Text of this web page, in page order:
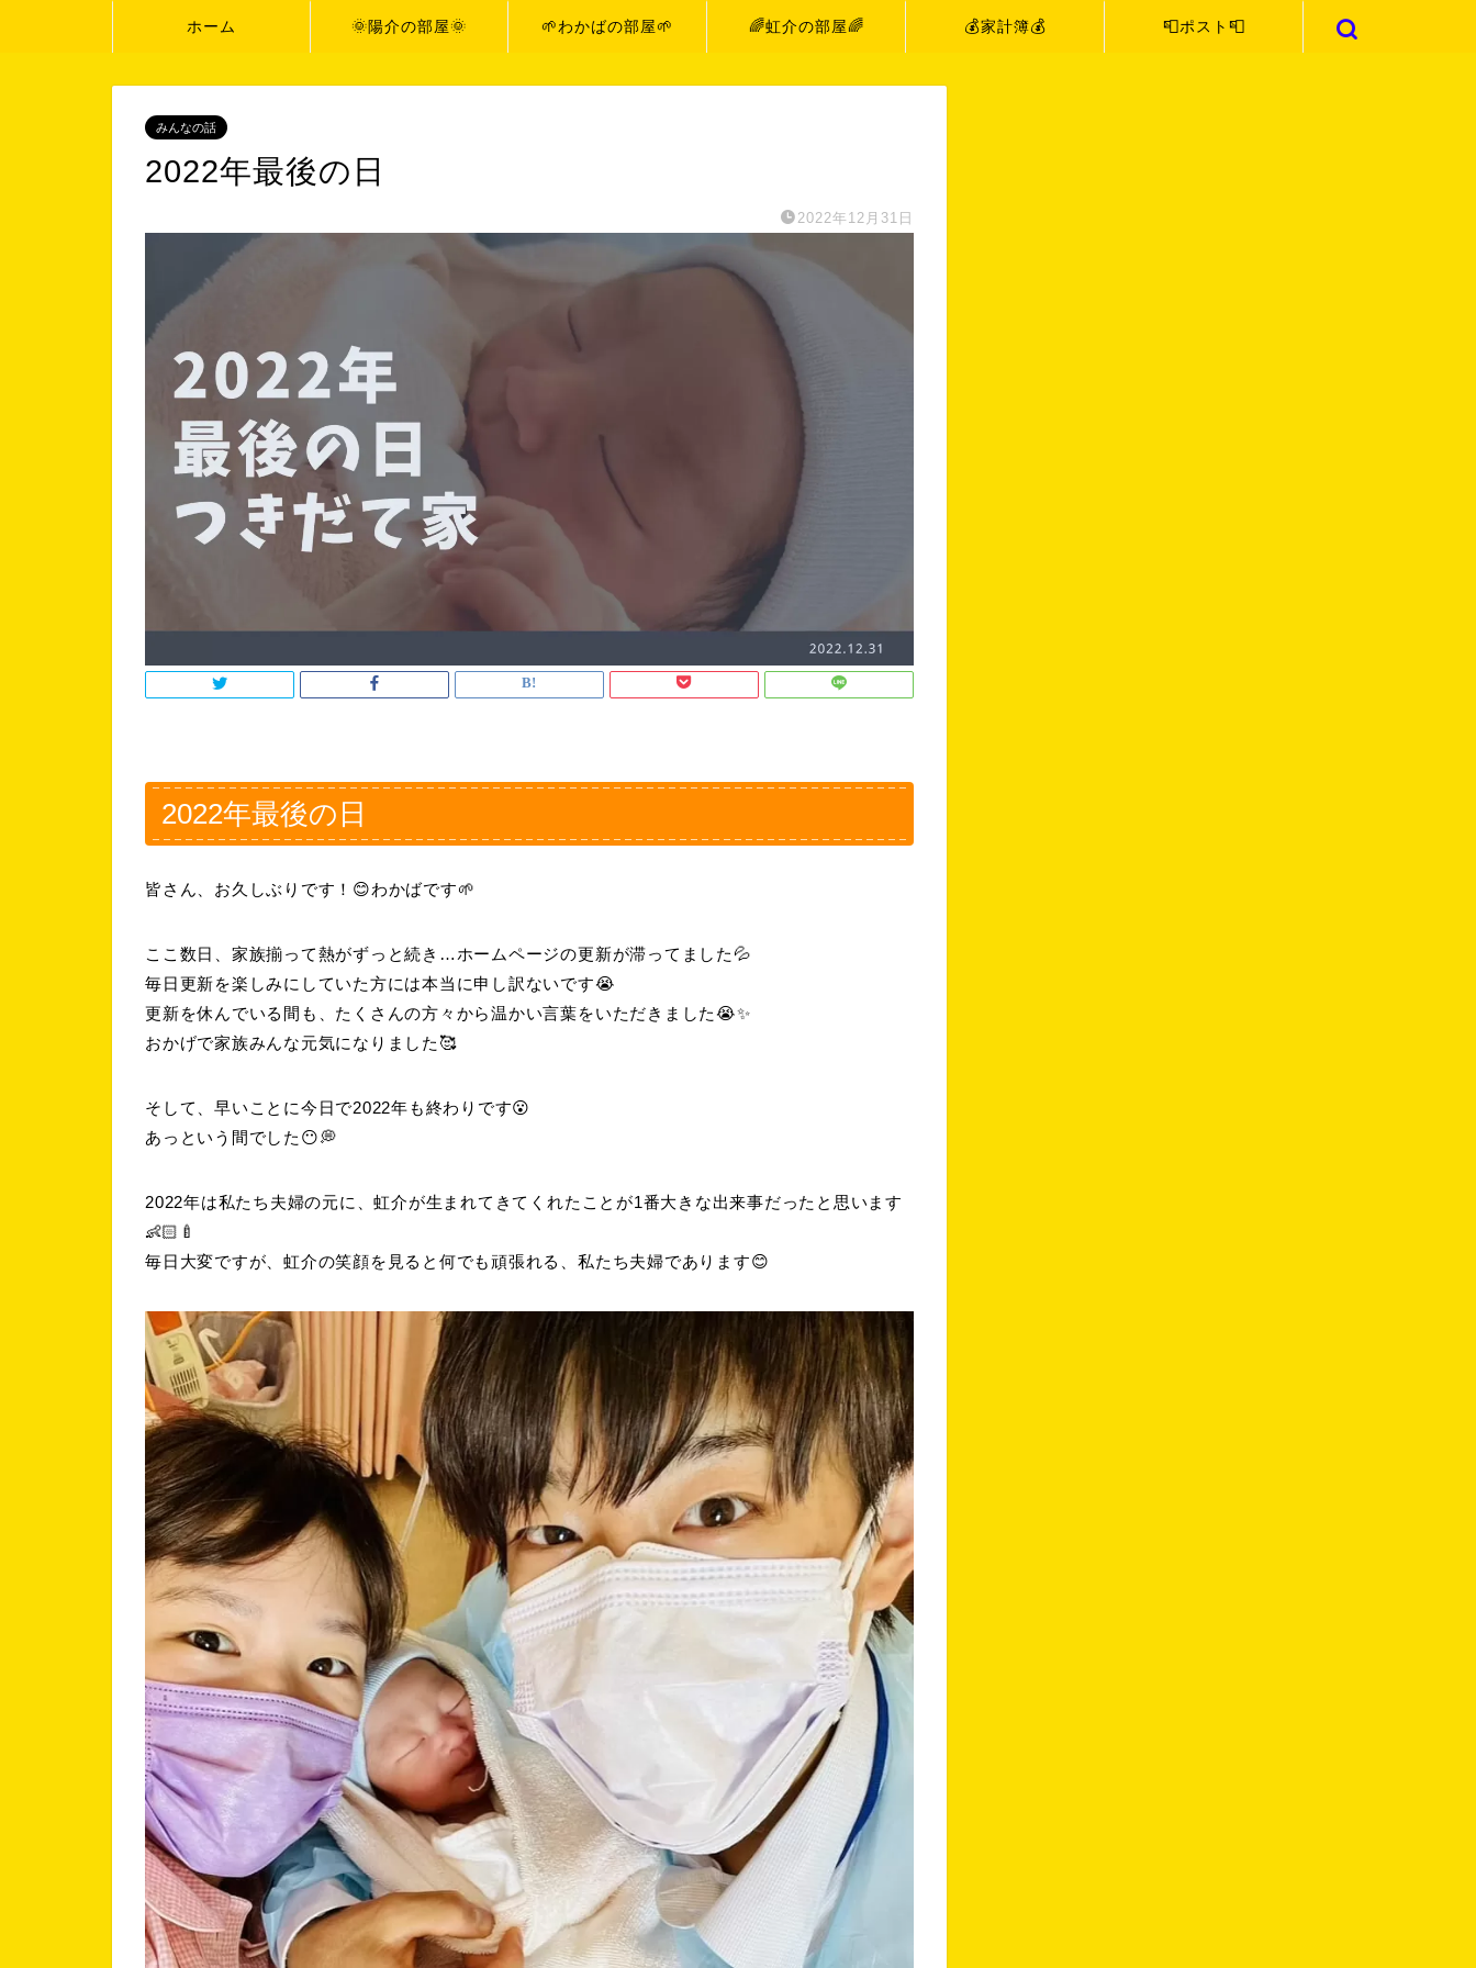
ホーム 🌞陽介の部屋🌞 🌱わかばの部屋🌱 🌈虹介の部屋🌈 💰家計簿💰 📮ポスト📮
みんなの話
2022年最後の日
2022年12月31日
2022年最後の日
皆さん、お久しぶりです！😊わかばです🌱
ここ数日、家族揃って熱がずっと続き…ホームページの更新が滞ってました💦
毎日更新を楽しみにしていた方には本当に申し訳ないです😭
更新を休んでいる間も、たくさんの方々から温かい言葉をいただきました😭✨
おかげで家族みんな元気になりました🥰
そして、早いことに今日で2022年も終わりです😮
あっという間でした😶💭
2022年は私たち夫婦の元に、虹介が生まれてきてくれたことが1番大きな出来事だったと思います
👶🏻🍼
毎日大変ですが、虹介の笑顔を見ると何でも頑張れる、私たち夫婦であります😊